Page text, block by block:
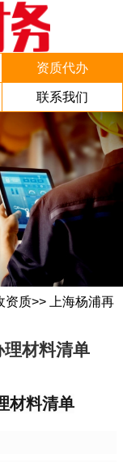
资质代办
联系我们
资质>> 上海杨浦再
材料清单
材料清单